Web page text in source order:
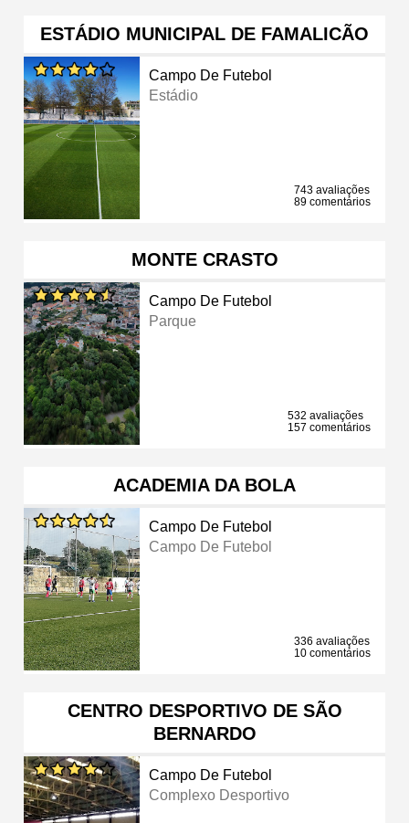
ESTÁDIO MUNICIPAL DE FAMALICÃO
Campo De Futebol
Estádio
743 avaliações
89 comentários
MONTE CRASTO
Campo De Futebol
Parque
532 avaliações
157 comentários
ACADEMIA DA BOLA
Campo De Futebol
Campo De Futebol
336 avaliações
10 comentários
CENTRO DESPORTIVO DE SÃO
BERNARDO
Campo De Futebol
Complexo Desportivo